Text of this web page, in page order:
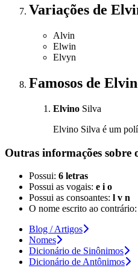
Variações de
Alvin
Elwin
Elvyn
Famosos de
Elvino Silva
Elvino Silva é um
Outras informações sobre
Possui: 6 letras
Possui as vogais: e i o
Possui as consoantes: l v n
O nome escrito ao contrário:
Blog / Artigos
Nomes
Dicionário de Sinônimos
Dicionário de Antônimos